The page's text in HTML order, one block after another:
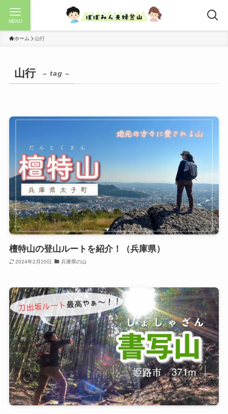
MENU
ホーム 山行
山行 – tag –
檀特山の登山ルートを紹介！（兵庫県）
2024年2月20日 兵庫県の山